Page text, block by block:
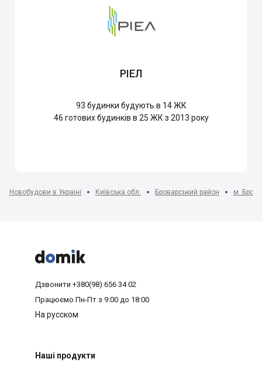
РІЕЛ
93 будинки будують в 14 ЖК
46 готових будинків в 25 ЖК з 2013 року
Новобудови в Україні Київська обл. Броварський район м.



Дзвонити +380(98) 656 34 02
Працюємо Пн-Пт з 9:00 до 18:00
На русском
Наші продукти